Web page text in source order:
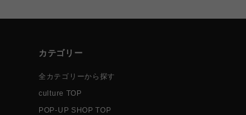
カテゴリー
全カテゴリーから探す
culture TOP
POP-UP SHOP TOP